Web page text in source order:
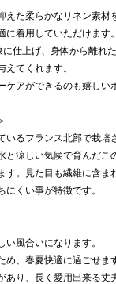
えた柔らかなリネン素材
に着用していただけます
仕上げ、身体から離れ
てくれます。
アができるのも嬉しい
いるフランス北部で栽培
と涼しい気候で育んだこ
す。見た目も繊維に含ま
くい事が特徴です。
い風合いになります。
め、春夏快適に過ごせま
あり、長く愛用出来る丈